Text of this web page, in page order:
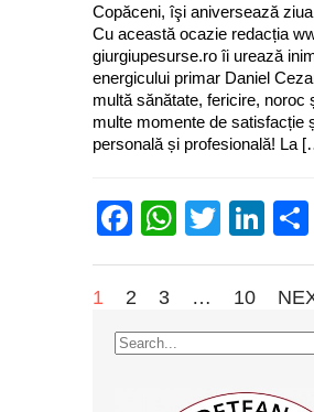
Copăceni, îşi aniversează
Cu această ocazie redacția
giurgiupesurse.ro îi urează
energicului primar Daniel
multă sănătate, fericire, noroc
multe momente de satisfacție
personală și profesională! La
Facebook
Twitter
1 2 3 … 10